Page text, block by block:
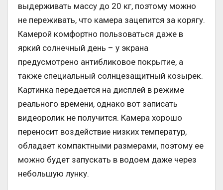
выдерживать массу до 20 кг, поэтому можно
не переживать, что камера зацепится за корягу.
Камерой комфортно пользоваться даже в
яркий солнечный день – у экрана
предусмотрено антибликовое покрытие, а
также специальный солнцезащитный козырек.
Картинка передается на дисплей в режиме
реального времени, однако вот записать
видеоролик не получится. Камера хорошо
переносит воздействие низких температур,
обладает компактными размерами, поэтому ее
можно будет запускать в водоем даже через
небольшую лунку.